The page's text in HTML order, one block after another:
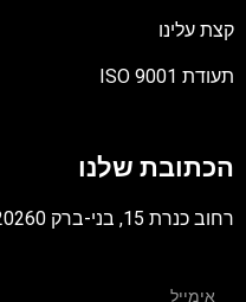
קצת עלינו
תעודת ISO 9001
PDF
הכתובת שלנו
רחוב כנרת 15, בני-ברק 5120260 ישראל